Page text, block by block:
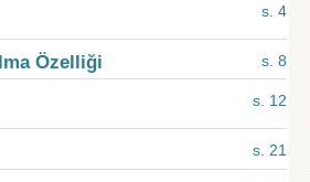
s. 4
Özelliği s. 8
s. 12
s. 21